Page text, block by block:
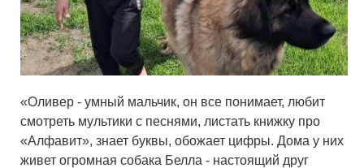
«Оливер - умный мальчик, он все понимает, любит
смотреть мультики с песнями, листать книжку про
«Алфавит», знает буквы, обожает цифры. Дома у них
живет огромная собака Белла - настоящий друг